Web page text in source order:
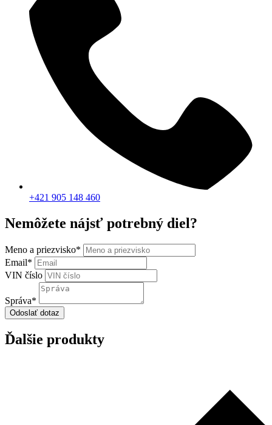
+421 905 148 460
Nemôžete nájsť potrebný diel?
Meno a priezvisko*
Email*
VIN číslo
Správa*
Odoslať dotaz
Ďalšie produkty